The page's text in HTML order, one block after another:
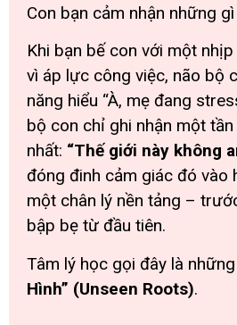
Con bạn cảm nhận những
Khi bạn bế con với một
vì áp lực công việc, não bộ
năng hiểu “À, mẹ đang
bộ con chỉ ghi nhận một
nhất: “Thế giới này không
đóng đinh cảm giác đó vào
một chân lý nền tảng –
bập bẹ từ đầu tiên.
Tâm lý học gọi đây là những
Hình” (Unseen Roots).